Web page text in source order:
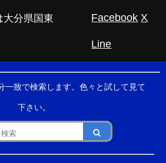
大分県国東 Facebook X
Line
一致で検索します。色々と試して見て
下さい。